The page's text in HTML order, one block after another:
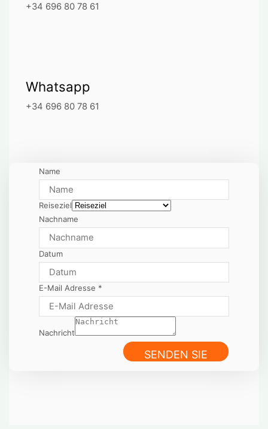
+34 696 80 78 61
Whatsapp
+34 696 80 78 61
Name
Reiseziel
Nachname
Datum
E-Mail Adresse *
Nachricht
SENDEN SIE